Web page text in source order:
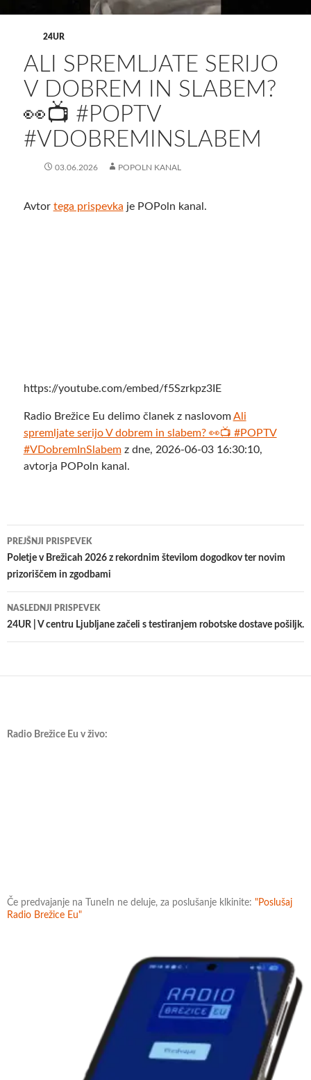
24UR
ALI SPREMLJATE SERIJO
V DOBREM IN SLABEM?
👀📺 #POPTV
#VDOBREMINSLABEM
03.06.2026 POPOLN KANAL
Avtor tega prispevka je POPoln kanal.
https://youtube.com/embed/f5Szrkpz3IE
Radio Brežice Eu delimo članek z naslovomAli
spremljate serijo V dobrem in slabem? 👀📺 #POPTV
#VDobremInSlabemz dne, 2026-06-03 16:30:10,
avtorja POPoln kanal.
Krmarjenje
po
prispevkih
PREJŠNJI PRISPEVEK
Poletje v Brežicah 2026 z rekordnim številom dogodkov ter novim
prizoriščem in zgodbami
NASLEDNJI PRISPEVEK
24UR | V centru Ljubljane začeli s testiranjem robotske dostave pošiljk.
Radio Brežice Eu v živo:
Če predvajanje na TuneIn ne deluje, za poslušanje klkinite: "Poslušaj
Radio Brežice Eu"